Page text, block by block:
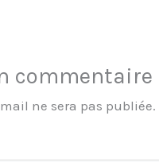
commentaire
ne sera pas publiée.